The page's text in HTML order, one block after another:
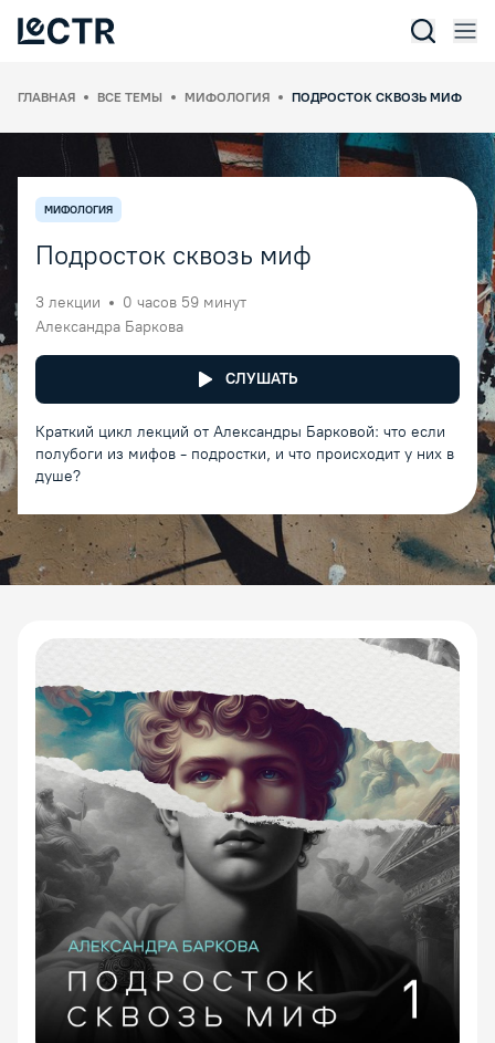
ГЛАВНАЯ ВСЕ ТЕМЫ МИФОЛОГИЯ ПОДРОСТОК СКВОЗЬ МИФ
МИФОЛОГИЯ
Подросток сквозь миф
3 лекции
0 часов 59 минут
Александра Баркова
СЛУШАТЬ
Краткий цикл лекций от Александры Барковой: что если
полубоги из мифов - подростки, и что происходит у них в
душе?